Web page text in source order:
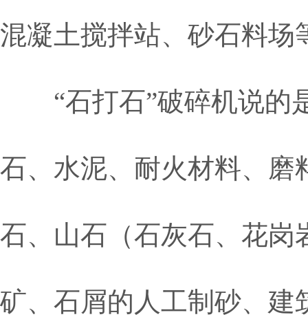
混凝土搅拌站、砂石料场
“石打石”破碎机说的
石、水泥、耐火材料、磨
石、山石（石灰石、花岗
矿、石屑的人工制砂、建